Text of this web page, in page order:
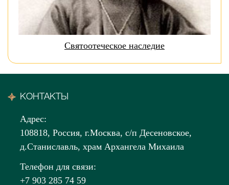
Святоотеческое наследие
КОНТАКТЫ
Адрес:
108818, Россия, г.Москва, с/п Десеновское,
д.Станиславль, храм Архангела Михаила
Телефон для связи:
+7 903 285 74 59